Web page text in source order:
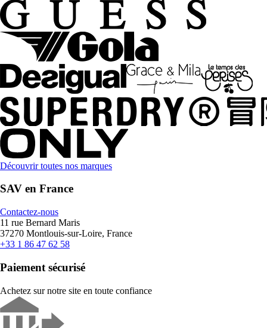
Découvrir toutes nos marques
SAV en France
Contactez-nous
11 rue Bernard Maris
37270 Montlouis-sur-Loire, France
+33 1 86 47 62 58
Paiement sécurisé
Achetez sur notre site en toute confiance